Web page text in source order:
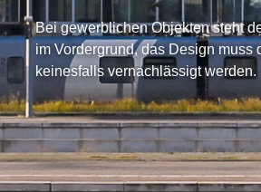
Bei gewerblichen Objekten steht
im Vordergrund, das Design muss
keinesfalls vernachlässigt werden.